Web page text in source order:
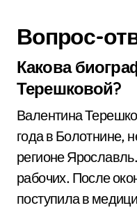
Вопрос-
Какова
Терешковой?
Валентина
года в Болотнине,
регионе
рабочих. После
поступила в